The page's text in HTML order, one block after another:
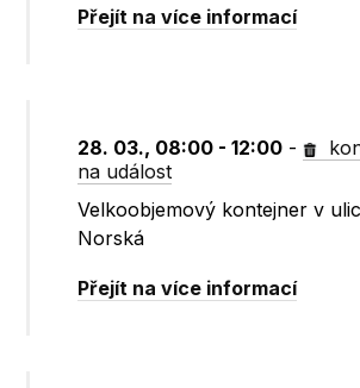
Přejít na více informací
28. 03., 08:00 - 12:00 -
na událost
Velkoobjemový kontejner v
Norská
Přejít na více informací